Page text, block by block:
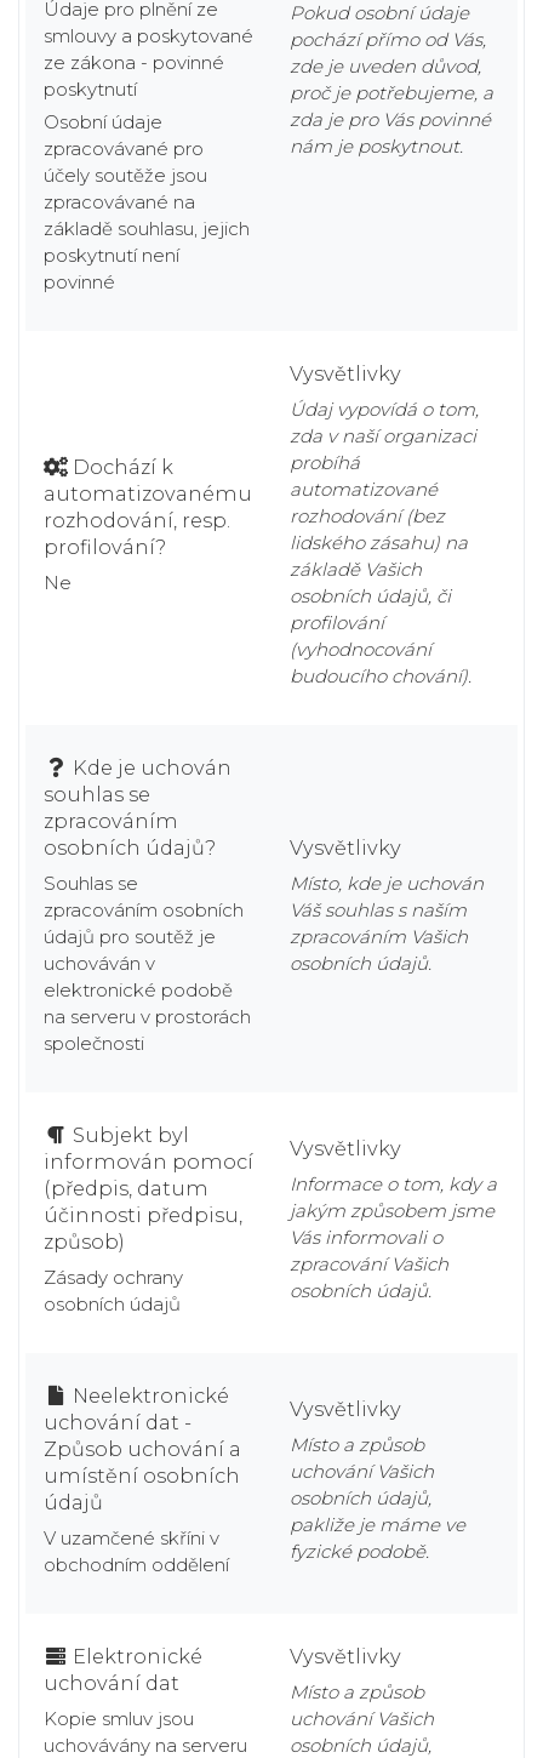
Údaje pro plnění ze
smlouvy a poskytované
ze zákona - povinné
poskytnutí
Osobní údaje
zpracovávané pro
účely soutěže jsou
zpracovávané na
základě souhlasu, jejich
poskytnutí není
povinné
Pokud osobní údaje
pochází přímo od Vás,
zde je uveden důvod,
proč je potřebujeme, a
zda je pro Vás povinné
nám je poskytnout.
Dochází k
automatizovanému
rozhodování, resp.
profilování?
Ne
Vysvětlivky
Údaj vypovídá o tom,
zda v naší organizaci
probíhá
automatizované
rozhodování (bez
lidského zásahu) na
základě Vašich
osobních údajů, či
profilování
(vyhodnocování
budoucího chování).
Kde je uchován
souhlas se
zpracováním
osobních údajů?
Souhlas se
zpracováním osobních
údajů pro soutěž je
uchováván v
elektronické podobě
na serveru v prostorách
společnosti
Vysvětlivky
Místo, kde je uchován
Váš souhlas s naším
zpracováním Vašich
osobních údajů.
Subjekt byl
informován pomocí
(předpis, datum
účinnosti předpisu,
způsob)
Zásady ochrany
osobních údajů
Vysvětlivky
Informace o tom, kdy a
jakým způsobem jsme
Vás informovali o
zpracování Vašich
osobních údajů.
Neelektronické
uchování dat -
Způsob uchování a
umístění osobních
údajů
V uzamčené skříni v
obchodním oddělení
Vysvětlivky
Místo a způsob
uchování Vašich
osobních údajů,
pakliže je máme ve
fyzické podobě.
Elektronické
uchování dat
Kopie smluv jsou
uchovávány na serveru
Vysvětlivky
Místo a způsob
uchování Vašich
osobních údajů,